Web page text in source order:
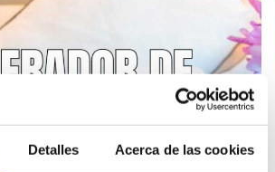
Detalles Acerca de las cookies